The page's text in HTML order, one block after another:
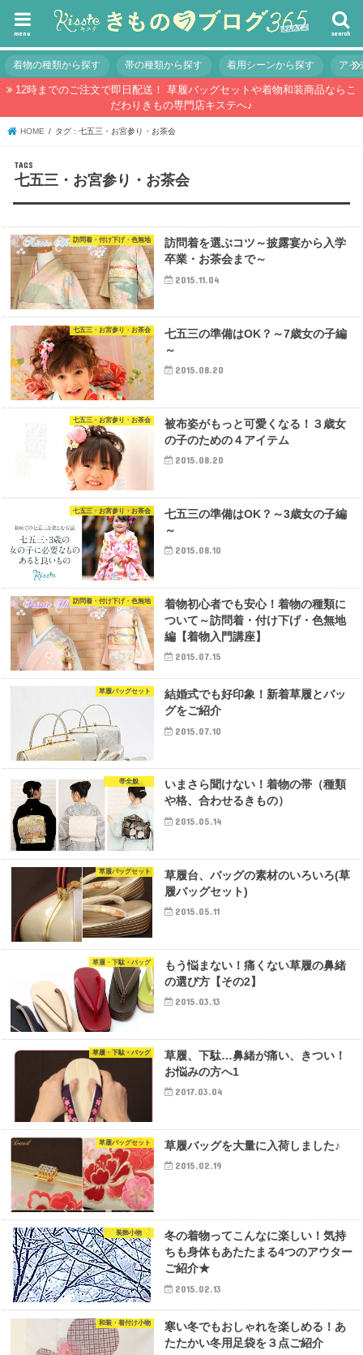
search
menu
着物の種類から探す 帯の種類から探す 着用シーンから探す アイ
12時までのご注文で即日配送！ 草履バッグセットや着物和装商品ならこ
だわりきもの専門店キステへ♪
HOME タグ : 七五三・お宮参り・お茶会
七五三・お宮参り・お茶会
訪問着・付け下げ・色無地
訪問着を選ぶコツ～披露宴から入学
卒業・お茶会まで～
2015.11.04
七五三・お宮参り・お茶会
七五三の準備はOK？～7歳女の子編
～
2015.08.20
七五三・お宮参り・お茶会
被布姿がもっと可愛くなる！３歳女
の子のための４アイテム
2015.08.20
七五三・お宮参り・お茶会
七五三の準備はOK？～3歳女の子編
～
2015.08.10
訪問着・付け下げ・色無地
着物初心者でも安心！着物の種類に
ついて～訪問着・付け下げ・色無地
編【着物入門講座】
2015.07.15
草履バッグセット
結婚式でも好印象！新着草履とバッ
グをご紹介
2015.07.10
帯全般
いまさら聞けない！着物の帯（種類
や格、合わせるきもの）
2015.05.14
草履バッグセット
草履台、バッグの素材のいろいろ(草
履バッグセット)
2015.05.11
草履・下駄・バッグ
もう悩まない！痛くない草履の鼻緒
の選び方【その2】
2015.03.13
草履・下駄・バッグ
草履、下駄…鼻緒が痛い、きつい！
お悩みの方へ1
2017.03.04
草履バッグセット 草履バッグを大量に入荷しました♪
2015.02.19
装飾小物
冬の着物ってこんなに楽しい！気持
ちも身体もあたたまる4つのアウター
ご紹介★
2015.02.13
和装・着付け小物
寒い冬でもおしゃれを楽しめる！あ
たたかい冬用足袋を３点ご紹介